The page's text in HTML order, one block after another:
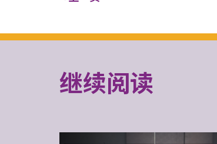
继续阅读